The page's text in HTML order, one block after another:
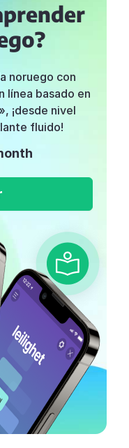
noruego con
línea basado en
¡desde nivel
fluido!